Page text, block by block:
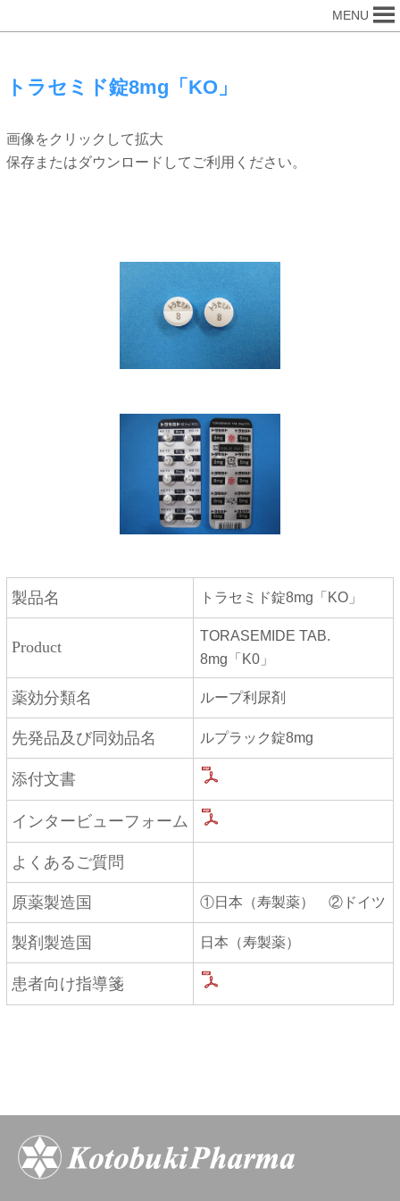
MENU
トラセミド錠8mg「KO」
画像をクリックして拡大
保存またはダウンロードしてご利用ください。
製品名 トラセミド錠8mg「KO」
Product
TORASEMIDE TAB.
8mg「K0」
薬効分類名 ループ利尿剤
先発品及び同効品名 ルプラック錠8mg
添付文書
インタービューフォーム
よくあるご質問
原薬製造国 ①日本（寿製薬） ②ドイツ
製剤製造国 日本（寿製薬）
患者向け指導箋